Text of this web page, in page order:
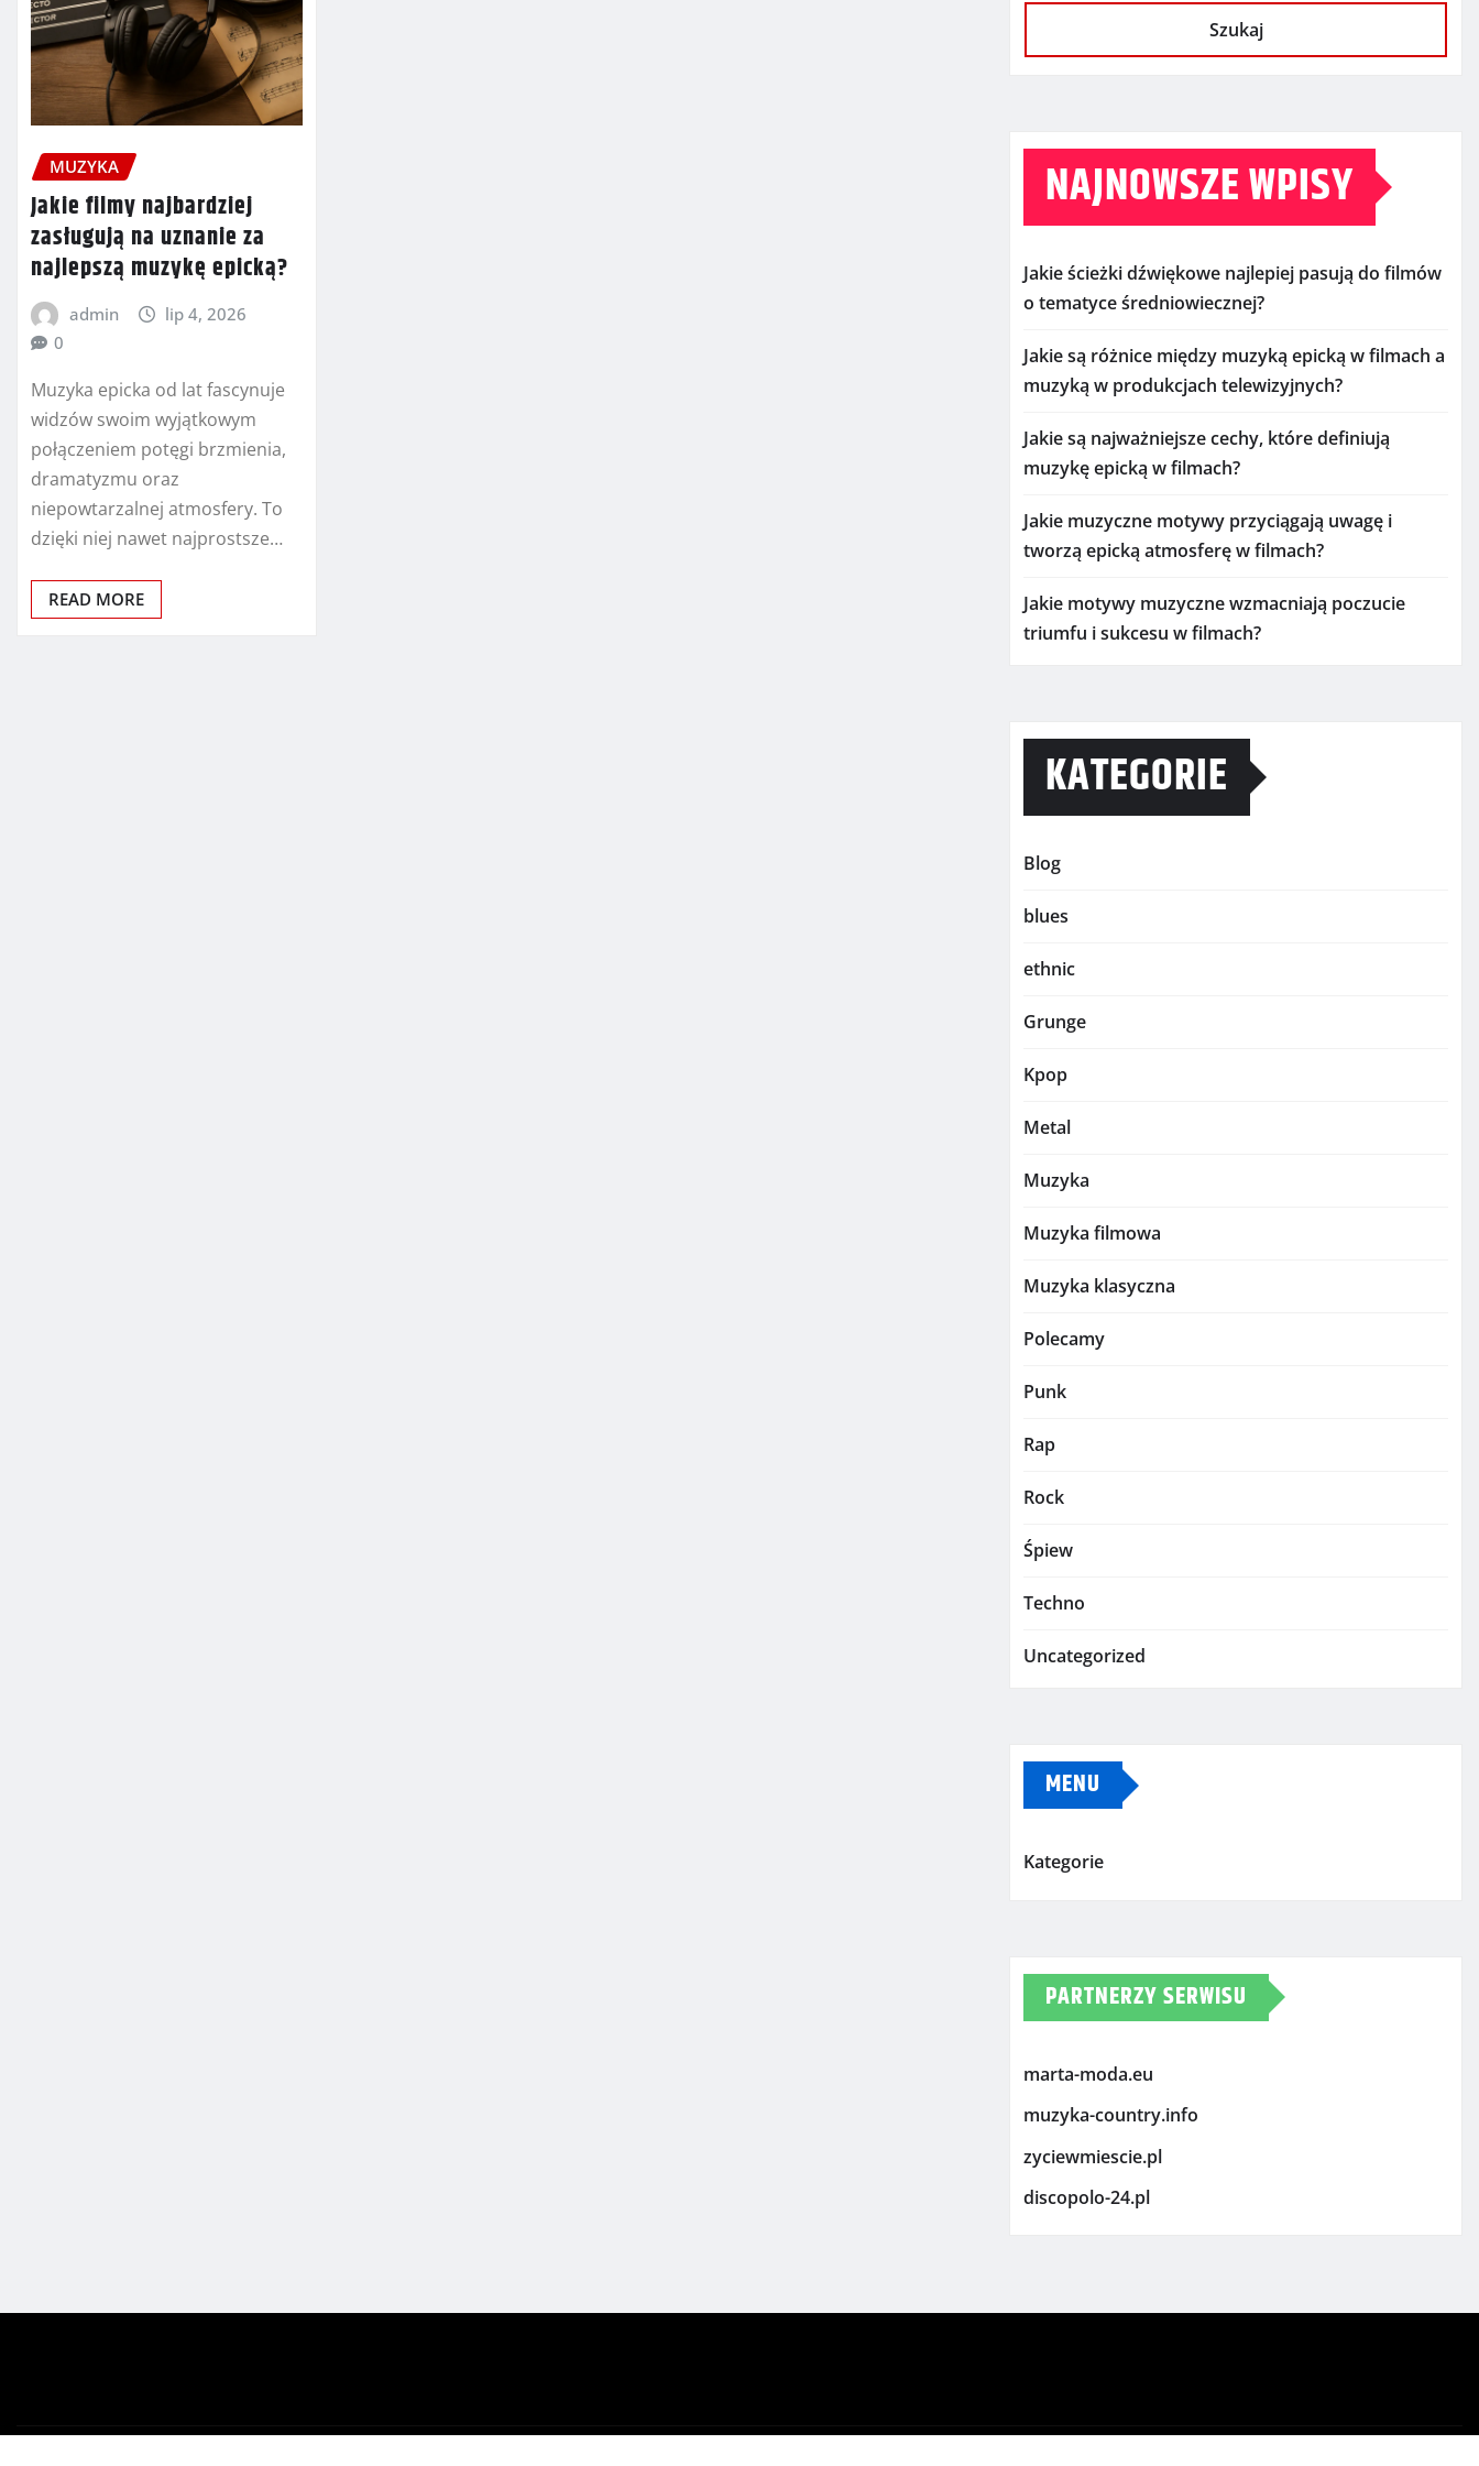
MUZYKA
Jakie filmy najbardziej
zasługują na uznanie za
najlepszą muzykę epicką?
admin
lip 4, 2026
0
Muzyka epicka od lat fascynuje
widzów swoim wyjątkowym
połączeniem potęgi brzmienia,
dramatyzmu oraz
niepowtarzalnej atmosfery. To
dzięki niej nawet najprostsze…
READ MORE
Szukaj
NAJNOWSZE WPISY
Jakie ścieżki dźwiękowe najlepiej pasują do filmów
o tematyce średniowiecznej?
Jakie są różnice między muzyką epicką w filmach a
muzyką w produkcjach telewizyjnych?
Jakie są najważniejsze cechy, które definiują
muzykę epicką w filmach?
Jakie muzyczne motywy przyciągają uwagę i
tworzą epicką atmosferę w filmach?
Jakie motywy muzyczne wzmacniają poczucie
triumfu i sukcesu w filmach?
KATEGORIE
Blog
blues
ethnic
Grunge
Kpop
Metal
Muzyka
Muzyka filmowa
Muzyka klasyczna
Polecamy
Punk
Rap
Rock
Śpiew
Techno
Uncategorized
MENU
Kategorie
PARTNERZY SERWISU
marta-moda.eu
muzyka-country.info
zyciewmiescie.pl
discopolo-24.pl